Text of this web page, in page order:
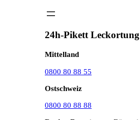
24h-Pikett Leckortung
Mittelland
0800 80 88 55
Ostschweiz
0800 80 88 88